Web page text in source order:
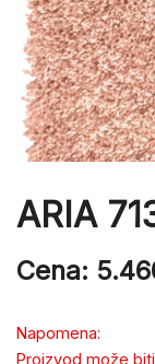
ARIA
Cena:
Napomena:
Proizvod može